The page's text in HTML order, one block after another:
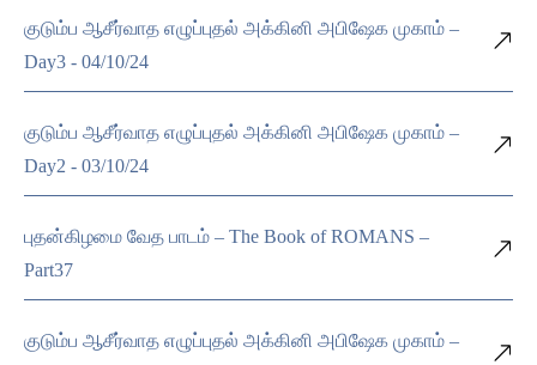
குடும்ப ஆசீர்வாத எழுப்புதல் அக்கினி அபிஷேக முகாம் –
Day3 - 04/10/24
குடும்ப ஆசீர்வாத எழுப்புதல் அக்கினி அபிஷேக முகாம் –
Day2 - 03/10/24
புதன்கிழமை வேத பாடம் – The Book of ROMANS –
Part37
குடும்ப ஆசீர்வாத எழுப்புதல் அக்கினி அபிஷேக முகாம் –